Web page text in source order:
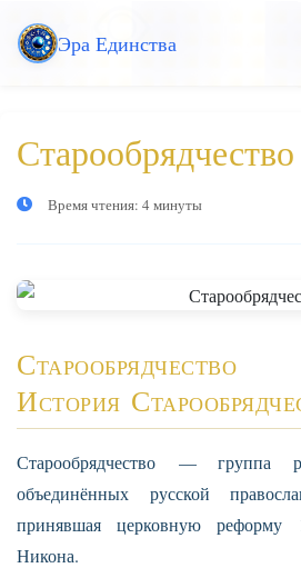
Эра Единства
Старообрядчество
Время чтения: 4 минуты
История
Старообрядчество — группа
объединённых русской
принявшая церковную реформу
Никона.